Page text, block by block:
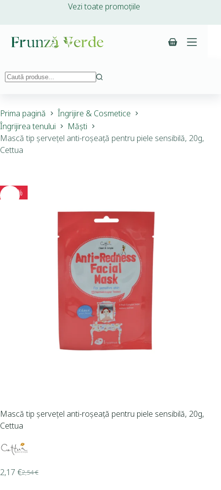
Vezi toate promoțiile
Prima pagină
Îngrijire & Cosmetice
Îngrijirea tenului
Măști
Mască tip șervețel anti-roșeață pentru piele sensibilă, 20g,
Cettua
-15%
Mască tip șervețel anti-roșeață pentru piele sensibilă, 20g,
Cettua
2,54€
2,17 €